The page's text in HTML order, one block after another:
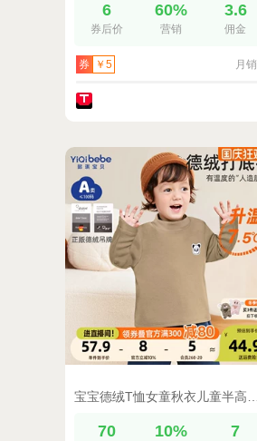
6
券后价
60%
营销
3.6
佣金
券 ￥5 月销
70 10% 7